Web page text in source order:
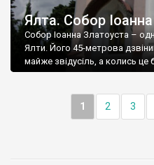
Ялта. Собор
Собор Іоанна Златоуста –
Ялти. Його 45-метрова
майже звідусіль, а колись це
1 2 3